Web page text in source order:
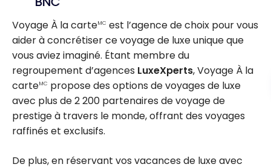
Voyage À la carteMC est l’agence de choix pour vous
aider à concrétiser ce voyage de luxe unique que
vous aviez imaginé. Étant membre du
regroupement d’agences LuxeXperts, Voyage À la
carteMC propose des options de voyages de luxe
avec plus de 2 200 partenaires de voyage de
prestige à travers le monde, offrant des voyages
raffinés et exclusifs.
De plus, en réservant vos vacances de luxe avec